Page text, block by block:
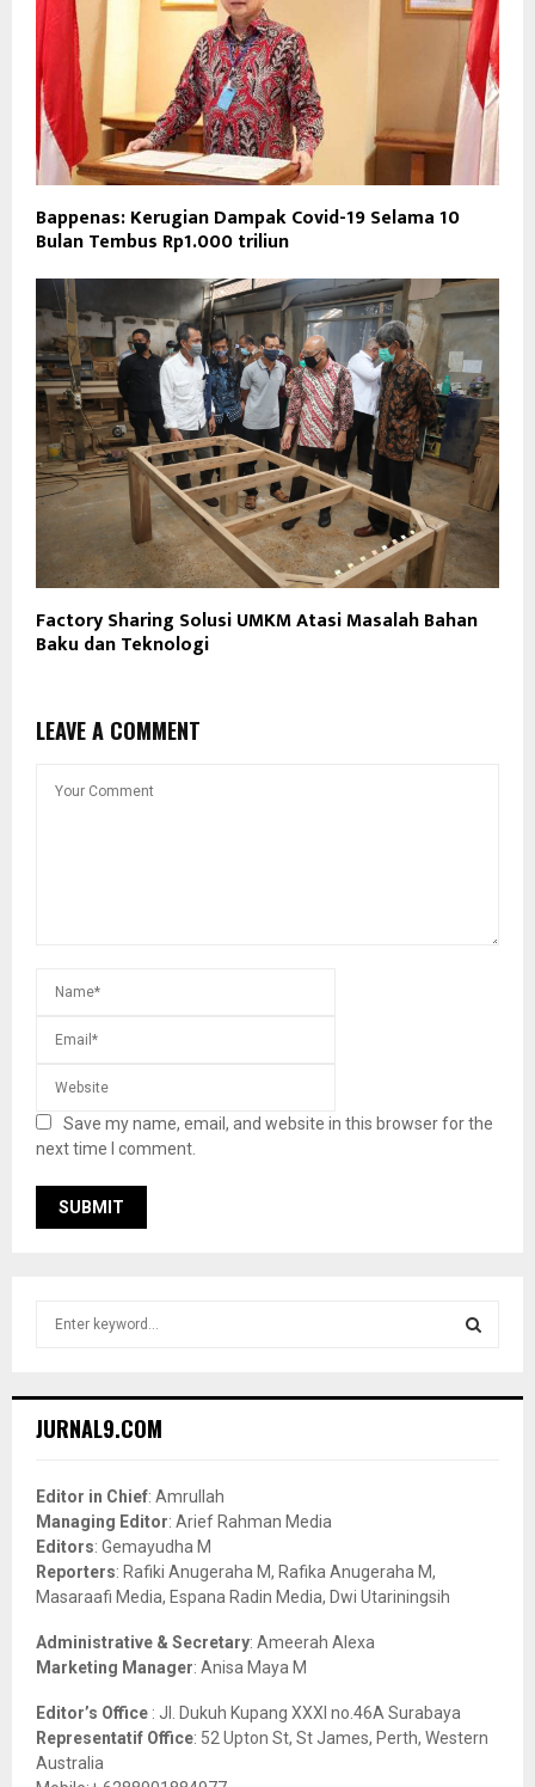
Bappenas: Kerugian Dampak Covid-19 Selama 10
Bulan Tembus Rp1.000 triliun
Factory Sharing Solusi UMKM Atasi Masalah Bahan
Baku dan Teknologi
LEAVE A COMMENT
Save my name, email, and website in this browser for the
next time I comment.
h
o
r
:
JURNAL9.COM
Editor in Chief: Amrullah
Managing Editor: Arief Rahman Media
Editors: Gemayudha M
Reporters: Rafiki Anugeraha M, Rafika Anugeraha M,
Masaraafi Media, Espana Radin Media, Dwi Utariningsih
Administrative & Secretary: Ameerah Alexa
Marketing Manager: Anisa Maya M
Editor’s Office : Jl. Dukuh Kupang XXXI no.46A Surabaya
Representatif Office: 52 Upton St, St James, Perth, Western
Australia